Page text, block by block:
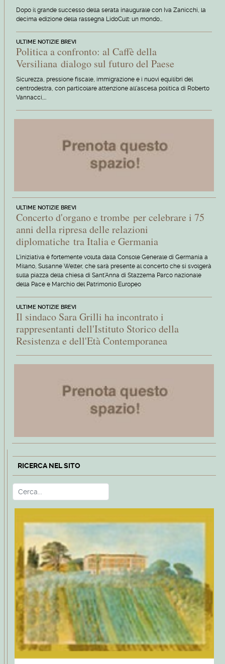
Dopo il grande successo della serata inaugurale con Iva Zanicchi, la
decima edizione della rassegna LidoCult: un mondo…
ULTIME NOTIZIE BREVI
Politica a confronto: al Caffè della
Versiliana dialogo sul futuro del Paese
Sicurezza, pressione fiscale, immigrazione e i nuovi equilibri del
centrodestra, con particolare attenzione all'ascesa politica di Roberto
Vannacci,…
ULTIME NOTIZIE BREVI
Concerto d'organo e trombe per celebrare i 75
anni della ripresa delle relazioni
diplomatiche tra Italia e Germania
L'iniziativa è fortemente voluta dalla Console Generale di Germania a
Milano, Susanne Welter, che sarà presente al concerto che si svolgerà
sulla piazza della chiesa di Sant'Anna di Stazzema Parco nazionale
della Pace e Marchio del Patrimonio Europeo
ULTIME NOTIZIE BREVI
Il sindaco Sara Grilli ha incontrato i
rappresentanti dell'Istituto Storico della
Resistenza e dell'Età Contemporanea
RICERCA NEL SITO
Cerca Type 2 or more characters for